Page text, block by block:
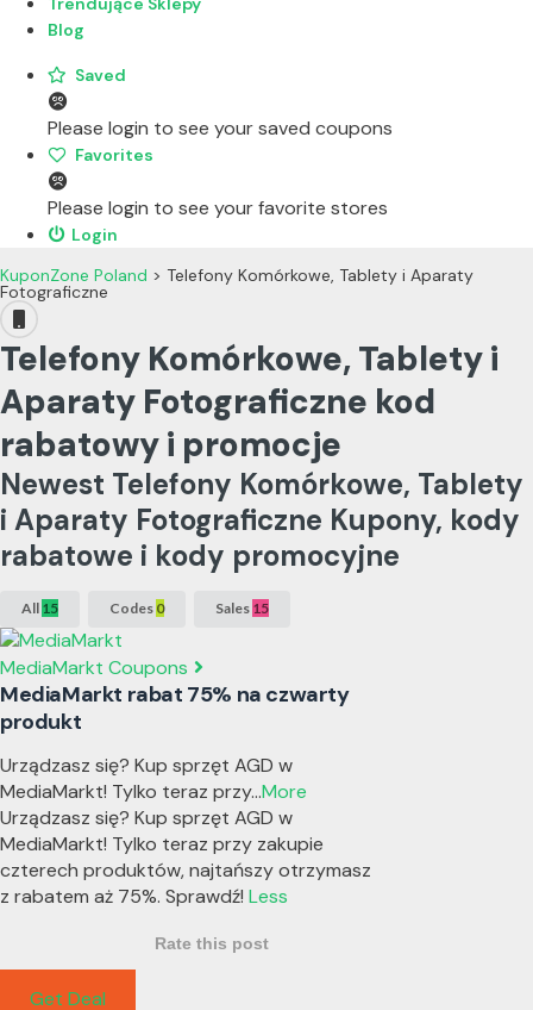
Blog
Saved
Please login to see your saved coupons
Favorites
Please login to see your favorite stores
Login
KuponZone Poland > Telefony Komórkowe, Tablety i Aparaty
Fotograficzne
Telefony Komórkowe, Tablety i
Aparaty Fotograficzne kod
rabatowy i promocje
Newest Telefony Komórkowe, Tablety
i Aparaty Fotograficzne Kupony, kody
rabatowe i kody promocyjne
All 15 Codes 0 Sales 15
MediaMarkt Coupons
MediaMarkt rabat 75% na czwarty
produkt
Urządzasz się? Kup sprzęt AGD w
MediaMarkt! Tylko teraz przy...More
Urządzasz się? Kup sprzęt AGD w
MediaMarkt! Tylko teraz przy zakupie
czterech produktów, najtańszy otrzymasz
z rabatem aż 75%. Sprawdź! Less
Rate this post
Get Deal